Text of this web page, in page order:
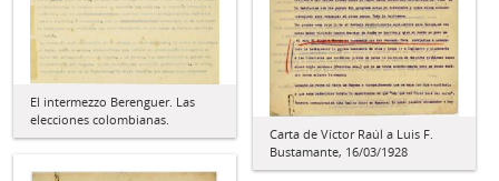
El intermezzo Berenguer. Las
elecciones colombianas.
Carta de Víctor Raúl a Luis F.
Bustamante, 16/03/1928